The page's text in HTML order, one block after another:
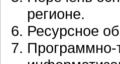
регионе.
Ресурсное
Программно-